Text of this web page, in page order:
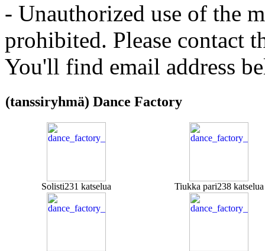
- Unauthorized use of the
prohibited. Please contact
You'll find email address
(tanssiryhmä) Dance Factory
Solisti231 katselua Tiukka pari238 katselua